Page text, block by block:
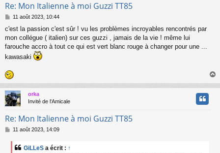
Re: Mon Italienne à moi Guzzi TT85
M
s
s
a
e
11 août 2023, 10:44
c'est la passion c'est sûr ! vu les problèmes incroyables rencontrés par
mon collégue ( italien) sur ces guzzi , jamais de la vie ! même lui
farouche accro à tout ce qui est vert blanc rouge à changer pour une ...
kawasaki
a
u
orka
Invité de l'Amicale
Re: Mon Italienne à moi Guzzi TT85
M11 août 2023, 14:09
GiLLeS a écrit : ↑